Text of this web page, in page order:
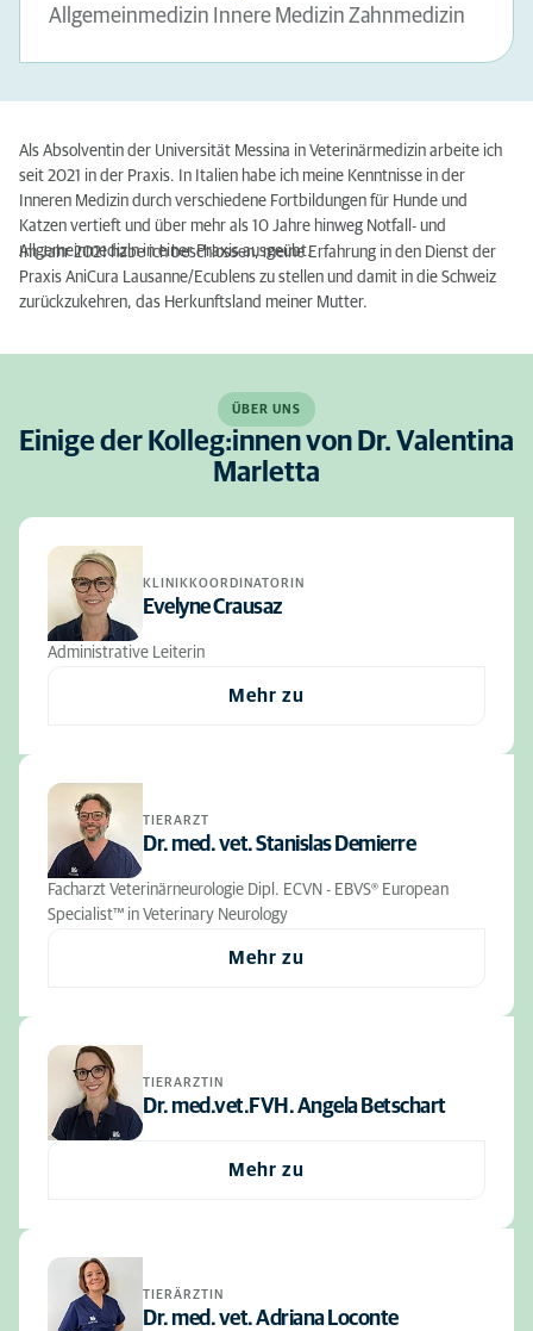
Allgemeinmedizin Innere Medizin Zahnmedizin
Als Absolventin der Universität Messina in Veterinärmedizin arbeite ich
seit 2021 in der Praxis. In Italien habe ich meine Kenntnisse in der
Inneren Medizin durch verschiedene Fortbildungen für Hunde und
Katzen vertieft und über mehr als 10 Jahre hinweg Notfall- und
Allgemeinmedizin in einer Praxis ausgeübt.
Im Jahr 2021 habe ich beschlossen, meine Erfahrung in den Dienst der
Praxis AniCura Lausanne/Ecublens zu stellen und damit in die Schweiz
zurückzukehren, das Herkunftsland meiner Mutter.
ÜBER UNS
Einige der Kolleg:innen von Dr. Valentina
Marletta
KLINIKKOORDINATORIN
Evelyne Crausaz
Administrative Leiterin
Mehr zu
TIERARZT
Dr. med. vet. Stanislas Demierre
Facharzt Veterinärneurologie Dipl. ECVN - EBVS® European
Specialist™ in Veterinary Neurology
Mehr zu
TIERARZTIN
Dr. med.vet.FVH. Angela Betschart
Mehr zu
TIERÄRZTIN
Dr. med. vet. Adriana Loconte